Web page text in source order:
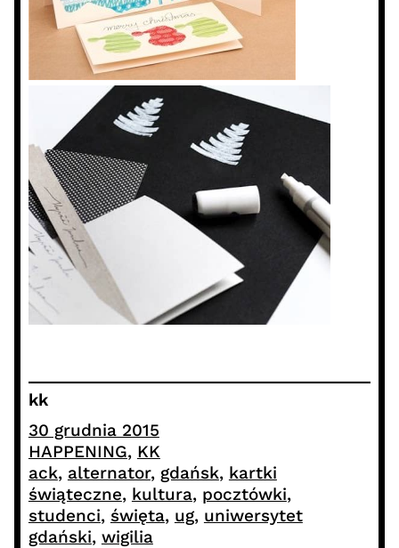
kk
30 grudnia 2015
HAPPENING, KK
ack, alternator, gdańsk, kartki
świąteczne, kultura, pocztówki ,
studenci, święta, ug, uniwersytet
gdański, wigilia